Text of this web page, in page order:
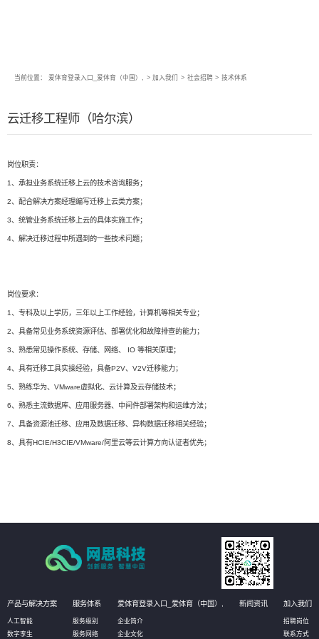
当前位置： 爱体育登录入口_爱体育（中国）, > 加入我们 > 社会招聘 > 技术体系
云迁移工程师（哈尔滨）
岗位职责：
1、承担业务系统迁移上云的技术咨询服务；
2、配合解决方案经理编写迁移上云类方案；
3、统管业务系统迁移上云的具体实施工作；
4、解决迁移过程中所遇到的一些技术问题；
岗位要求：
1、专科及以上学历，三年以上工作经验，计算机等相关专业；
2、具备常见业务系统资源评估、部署优化和故障排查的能力；
3、熟悉常见操作系统、存储、网络、 IO 等相关原理；
4、具有迁移工具实操经验，具备P2V、V2V迁移能力；
5、熟练华为、VMware虚拟化、云计算及云存储技术；
6、熟悉主流数据库、应用服务器、中间件部署架构和运维方法；
7、具备资源池迁移、应用及数据迁移、异构数据迁移相关经验；
8、具有HCIE/H3CIE/VMware/阿里云等云计算方向认证者优先；
产品与解决方案
人工智能
数字孪生
服务体系
服务级别
服务网络
爱体育登录入口_爱体育（中国）,
企业简介
企业文化
新闻资讯 加入我们
招聘岗位
联系方式